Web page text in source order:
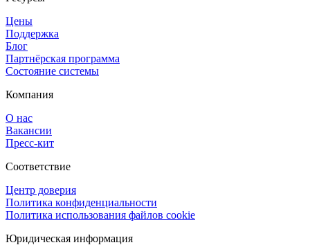
Цены
Поддержка
Блог
Партнёрская программа
Состояние системы
Компания
О нас
Вакансии
Пресс-кит
Соответствие
Центр доверия
Политика конфиденциальности
Политика использования файлов cookie
Юридическая информация